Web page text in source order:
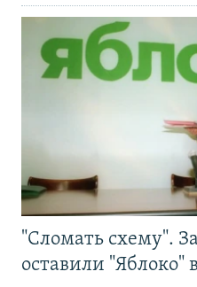
"Сломать схему".
оставили "Яблоко"